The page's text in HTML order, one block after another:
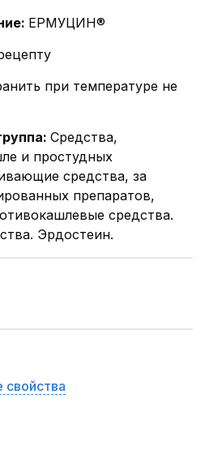
: ЕРМУЦИН®
при температуре не
: Средства,
и простудных
средства, за
препаратов,
средства.
Эрдостеин.
свойства